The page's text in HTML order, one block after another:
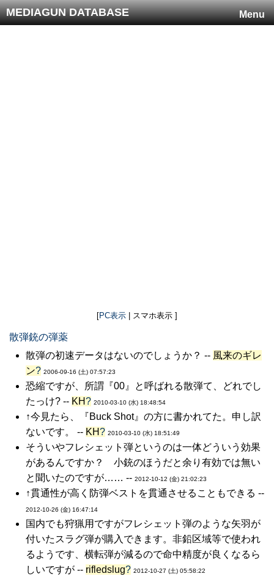
Menu
MEDIAGUN DATABASE
[PC表示 | スマホ表示 ]
散弾銃の弾薬
散弾の初速データはないのでしょうか？ -- 風来のギレ
ン? 2006-09-16 (土) 07:57:23
恐縮ですが、所謂『00』と呼ばれる散弾て、どれでし
たっけ? -- KH? 2010-03-10 (水) 18:48:54
↑今見たら、『Buck Shot』の方に書かれてた。申し訳
ないです。 -- KH? 2010-03-10 (水) 18:51:49
そういやフレシェット弾というのは一体どういう効果
があるんですか？ 小銃のほうだと余り有効では無い
と聞いたのですが…… -- 2012-10-12 (金) 21:02:23
↑貫通性が高く防弾ベストを貫通させることもできる --
2012-10-26 (金) 16:47:14
国内でも狩猟用ですがフレシェット弾のような矢羽が
付いたスラグ弾が購入できます。非鉛区域等で使われ
るようです、横転弾が減るので命中精度が良くなるら
しいですが -- rifledslug? 2012-10-27 (土) 05:58:22